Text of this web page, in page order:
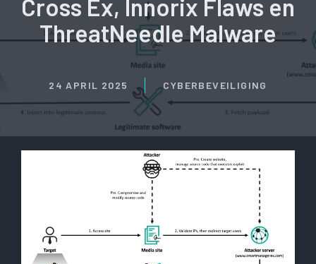
Cross Ex, Innorix Flaws en
ThreatNeedle Malware
24 APRIL 2025 CYBERBEVEILIGING